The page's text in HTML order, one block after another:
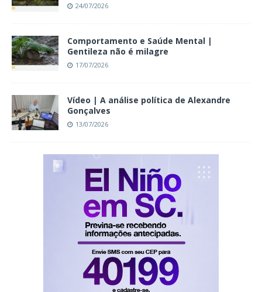
24/07/2026
Comportamento e Saúde Mental |
Gentileza não é milagre
17/07/2026
Vídeo | A análise política de Alexandre
Gonçalves
13/07/2026